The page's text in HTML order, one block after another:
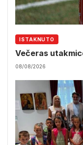
ISTAKNUTO
Večeras
08/08/2026